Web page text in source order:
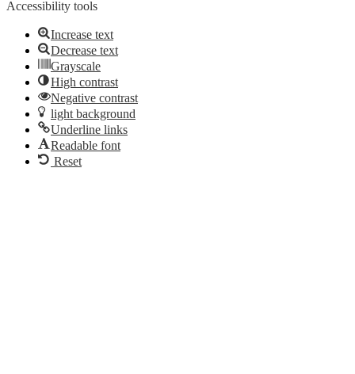
Accessibility tools
Increase text
Decrease text
Grayscale
High contrast
Negative contrast
light background
Underline links
Readable font
Reset